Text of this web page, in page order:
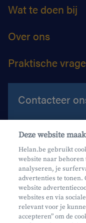
Wat te doen bij
Over ons
Praktische
Contacteer
Contacteer ons
Maak een
Waar vind je
Deze website
Helan.be gebruikt
website naar
analyseren, je
advertenties te tonen.
website
websites en via
relevant voor je
accepteren” om de